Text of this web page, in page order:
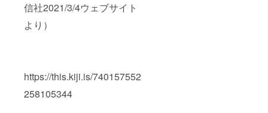
信社2021/3/4ウェブサイト
より）
https://this.kiji.is/740157552
258105344